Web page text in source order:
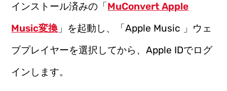
インストール済みの「MuConvert Apple
Music変換 」を起動し、「Apple Music 」ウェ
ブプレイヤーを選択してから、Apple IDでログ
インします。